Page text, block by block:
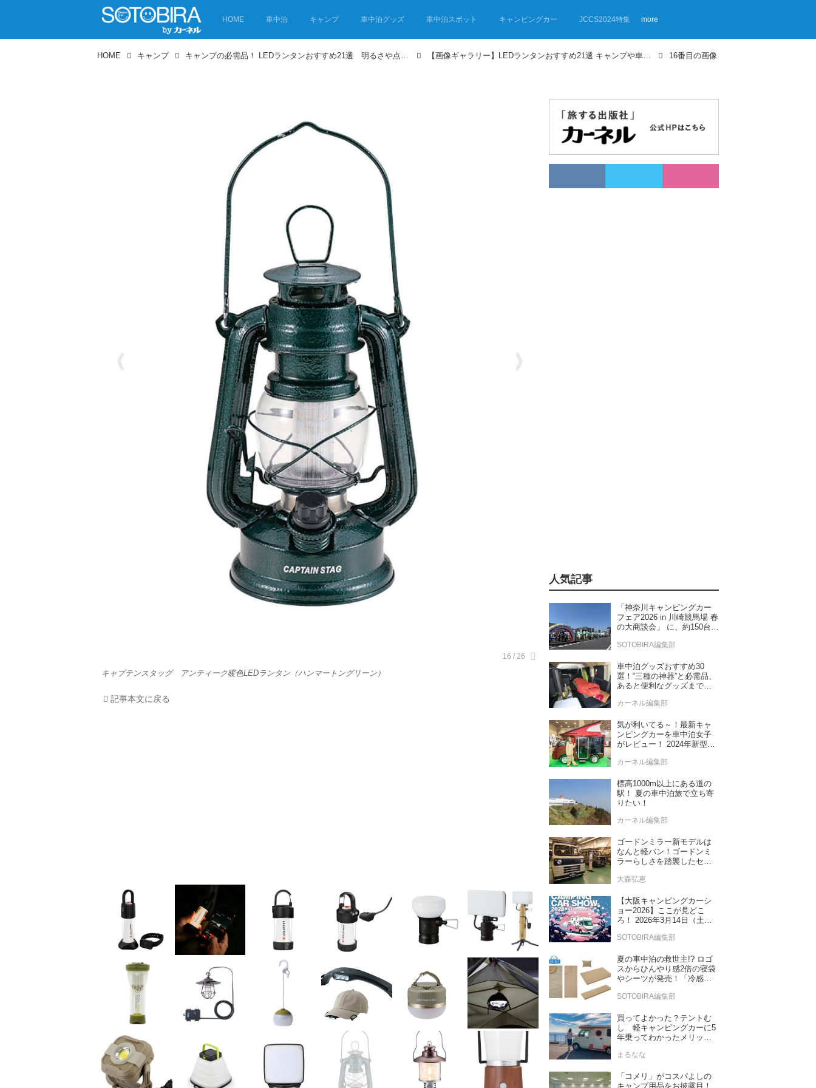
HOME 車中泊 キャンプ 車中泊グッズ 車中泊スポット キャンピングカー JCCS2024特集 more
HOME キャンプ キャンプの必需品！ LEDランタンおすすめ21選 明るさや点灯時間をチェック！ 【画像ギャラリー】LEDランタンおすすめ21選 キャンプや車中泊のマストアイテム！ 16番目の画像
キャプテンスタッグ アンティーク暖色LEDランタン（ハンマートングリーン）
記事本文に戻る
人気記事
「神奈川キャンピングカー
フェア2026 in 川崎競馬場 春
の大商談会」 に、約150台の
SOTOBIRA編集部
車中泊グッズおすすめ30
選！“三種の神器”と必需品、
あると便利なグッズまで車
カーネル編集部
気が利いてる～！最新キャ
ンピングカーを車中泊女子
がレビュー！ 2024年新型モ
カーネル編集部
標高1000m以上にある道の
駅！ 夏の車中泊旅で立ち寄
りたい！
カーネル編集部
ゴードンミラー新モデルは
なんと軽バン！ゴードンミ
ラーらしさを踏襲したセン
売！
大森弘恵
【大阪キャンピングカーシ
ョー2026】ここが見どこ
ろ！ 2026年3月14日（土）
大阪
SOTOBIRA編集部
夏の車中泊の救世主!? ロゴ
スからひんやり感2倍の寝袋
やシーツが発売！「冷感・
SOTOBIRA編集部
買ってよかった？テントむ
し 軽キャンピングカーに5
年乗ってわかったメリット
まるなな
「コメリ」がコスパよしの
キャンプ用品をお披露目！